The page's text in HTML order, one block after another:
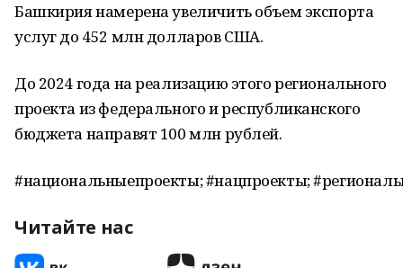
Башкирия намерена увеличить объем экспорта
услуг до 452 млн долларов США.
До 2024 года на реализацию этого регионального
проекта из федерального и республиканского
бюджета направят 100 млн рублей.
#национальныепроекты; #нацпроекты;
Читайте нас